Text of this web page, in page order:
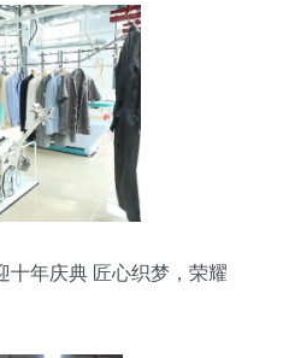
十年庆典 匠心织梦，荣耀